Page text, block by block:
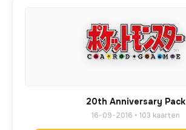
20th Anniversary Pack
16-09-2016 • 103 kaarten